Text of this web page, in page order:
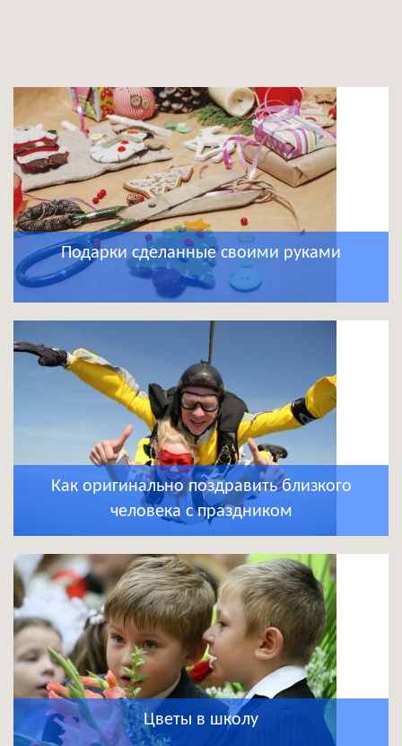
Подарки сделанные своими руками
Как оригинально поздравить близкого
человека с праздником
Цветы в школу